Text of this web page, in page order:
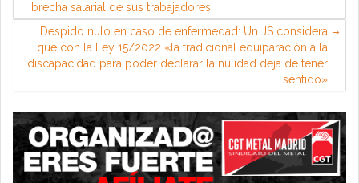
brecha salarial de sus trabajadores
Despido nulo en caso de enfermedad: Un JS considera
que con la Ley 15/2022 «la tradicional equiparación a la
discapacidad para poder declarar la nulidad deja de tener
sentido»